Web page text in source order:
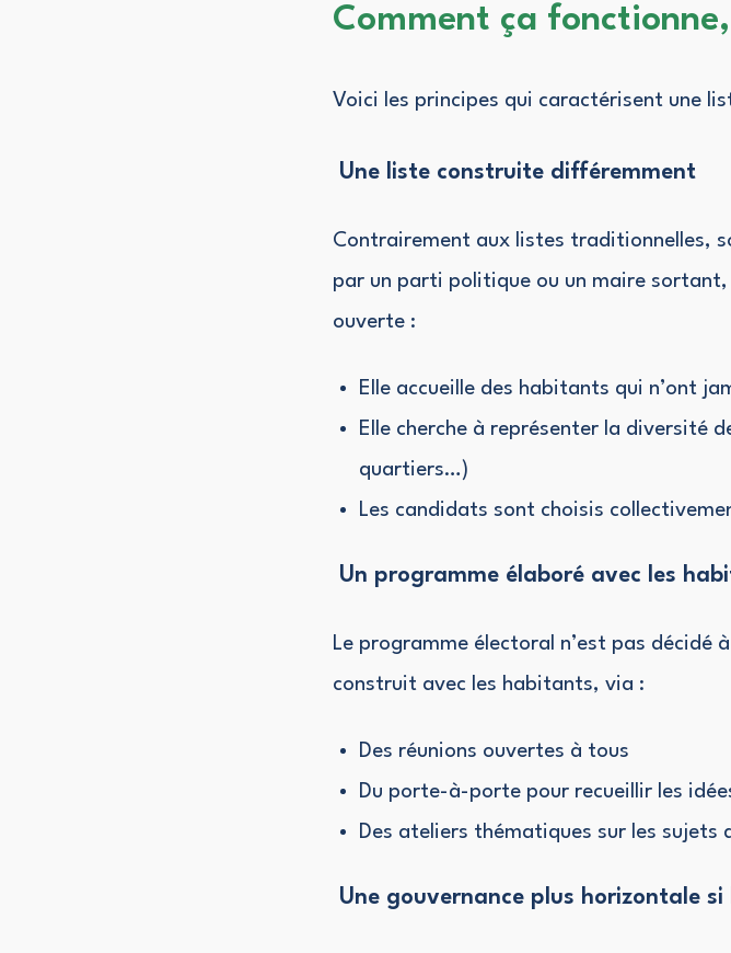
Comment ça
Voici les principes qui caractérisent une
Une liste construite différemment
Contrairement aux listes traditionnelles,
par un parti politique ou un maire
ouverte :
Elle accueille des habitants qui n’ont
Elle cherche à représenter la diversité
quartiers…)
Les candidats sont choisis
Un programme élaboré avec les
Le programme électoral n’est pas décidé
construit avec les habitants, via :
Des réunions ouvertes à tous
Du porte-à-porte pour recueillir les
Des ateliers thématiques sur les sujets
Une gouvernance plus horizontale